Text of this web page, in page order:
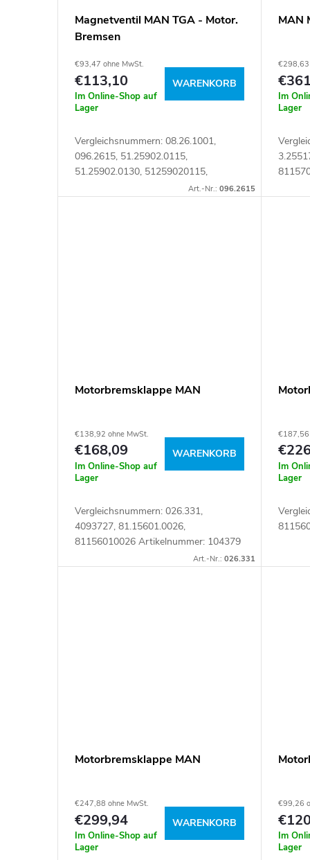
o
Magnetventil MAN TGA - Motor.
Bremsen
€93,47 ohne MwSt.
€113,10
Im Online-Shop auf
Lager
WARENKORB
Vergleichsnummern: 08.26.1001,
096.2615, 51.25902.0115,
51.25902.0130, 51259020115,
51259020130 Artikelnummer: 107447
Art.-Nr.:096.2615
MAN
€298,63
Im
Lager
Motorbremsklappe MAN
€138,92 ohne MwSt.
€168,09
Im Online-Shop auf
Lager
WARENKORB
Vergleichsnummern: 026.331,
4093727, 81.15601.0026,
81156010026 Artikelnummer: 104379
Art.-Nr.:026.331
€187,56
Im
Lager
Motorbremsklappe MAN
€247,88 ohne MwSt.
€299,94
Im Online-Shop auf
Lager
WARENKORB
€99,26
Im
Lager